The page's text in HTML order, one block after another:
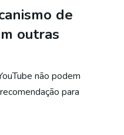
de
outras
não podem
para